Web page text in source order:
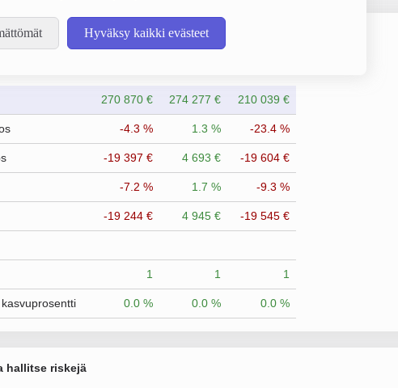
Hyväksy kaikki evästeet
270 870 € 274 277 € 210 039 €
-4.3 % 1.3 % -23.4 %
-19 397 € 4 693 € -19 604 €
-7.2 % 1.7 % -9.3 %
-19 244 € 4 945 € -19 545 €
1 1 1
0.0 % 0.0 % 0.0 %
hallitse riskejä